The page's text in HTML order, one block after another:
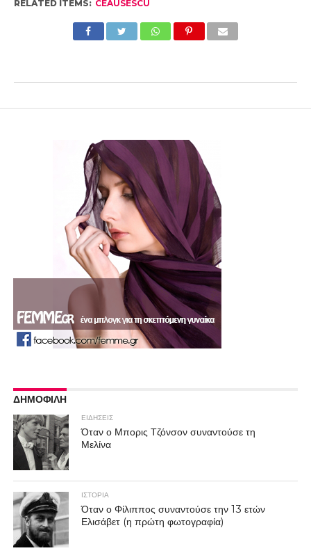
RELATED ITEMS: CEAUSESCU
ΔΗΜΟΦΙΛΗ
ΕΙΔΗΣΕΙΣ
Όταν ο Μπορις Τζόνσον συναντούσε τη
Μελίνα
ΙΣΤΟΡΙΑ
Όταν ο Φίλιππος συναντούσε την 13 ετών
Ελισάβετ (η πρώτη φωτογραφία)